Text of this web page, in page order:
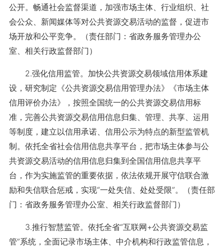
公开。畅通社会监督渠道，加强市场主体、行业组织、社
会公众、新闻媒体等对公共资源交易活动的监督，促进市
场开放和公平竞争。（责任部门：省政务服务管理办公
室、相关行政监督部门）
2.强化信用监管。加快公共资源交易领域信用体系建
设，研究制定《公共资源交易信用管理办法》《市场主体
信用评价办法》，按照全国统一的公共资源交易信用标
准，完善公共资源交易信用信息归集、管理、共享、运用
等制度，建立以信用承诺、信用公示为特点的新型监管机
制。依托全省社会信用信息共享平台，把市场主体参与公
共资源交易活动的信用信息归集到全国信用信息共享平
台，作为实施监管的重要依据，依法依规开展守信联合激
励和失信联合惩戒，实现“一处失信、处处受限”。（责任部
门：省政务服务管理办公室、相关行政监督部门）
3.推行智慧监管。依托全省“互联网+公共资源交易监
管”系统，全面记录市场主体、中介机构和行政监管信息，